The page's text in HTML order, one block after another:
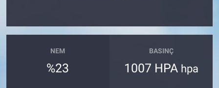
NEM
%23
BASINÇ
1007 HPA hpa